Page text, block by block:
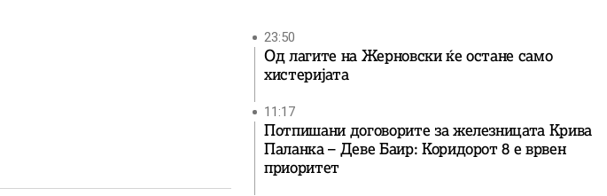
23:50
Од лагите на Жерновски ќе остане само
хистеријата
11:17
Потпишани договорите за железницата Крива
Паланка – Деве Баир: Коридорот 8 е врвен
приоритет